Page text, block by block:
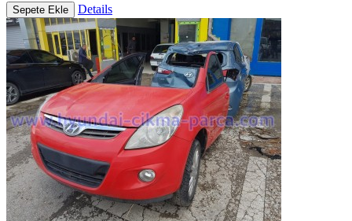
Sepete Ekle Details